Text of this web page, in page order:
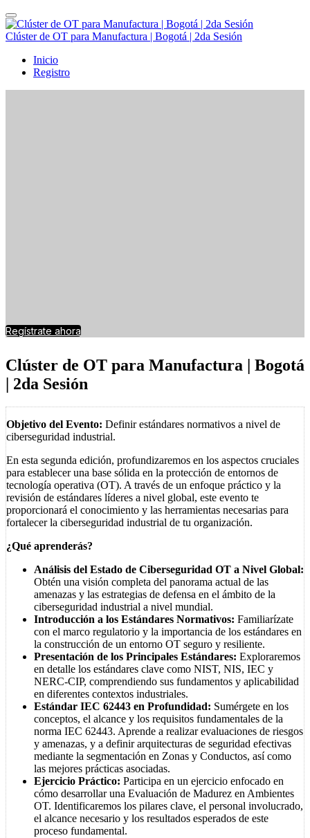
Clúster de OT para Manufactura | Bogotá | 2da Sesión
Inicio
Registro
Regístrate ahora
Clúster de OT para Manufactura | Bogotá
| 2da Sesión
Objetivo del Evento: Definir estándares normativos a nivel de
ciberseguridad industrial.
En esta segunda edición, profundizaremos en los aspectos cruciales
para establecer una base sólida en la protección de entornos de
tecnología operativa (OT). A través de un enfoque práctico y la
revisión de estándares líderes a nivel global, este evento te
proporcionará el conocimiento y las herramientas necesarias para
fortalecer la ciberseguridad industrial de tu organización.
¿Qué aprenderás?
Análisis del Estado de Ciberseguridad OT a Nivel Global:
Obtén una visión completa del panorama actual de las
amenazas y las estrategias de defensa en el ámbito de la
ciberseguridad industrial a nivel mundial.
Introducción a los Estándares Normativos: Familiarízate
con el marco regulatorio y la importancia de los estándares en
la construcción de un entorno OT seguro y resiliente.
Presentación de los Principales Estándares: Exploraremos
en detalle los estándares clave como NIST, NIS, IEC y
NERC-CIP, comprendiendo sus fundamentos y aplicabilidad
en diferentes contextos industriales.
Estándar IEC 62443 en Profundidad: Sumérgete en los
conceptos, el alcance y los requisitos fundamentales de la
norma IEC 62443. Aprende a realizar evaluaciones de riesgos
y amenazas, y a definir arquitecturas de seguridad efectivas
mediante la segmentación en Zonas y Conductos, así como
las mejores prácticas asociadas.
Ejercicio Práctico: Participa en un ejercicio enfocado en
cómo desarrollar una Evaluación de Madurez en Ambientes
OT. Identificaremos los pilares clave, el personal involucrado,
el alcance necesario y los resultados esperados de este
proceso fundamental.